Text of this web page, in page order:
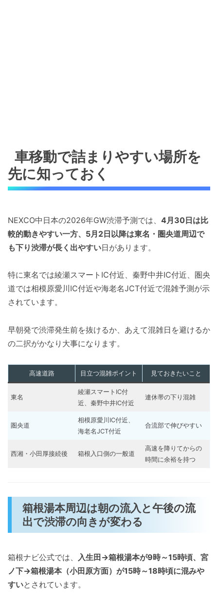
車移動で詰まりやすい場所を
先に知っておく
NEXCO中日本の2026年GW渋滞予測では、 4月30日は比
較的動きやすい一方、5月2日以降は東名・圏央道周辺で
も下り渋滞が長く出やすい日があります。
特に東名では綾瀬スマートIC付近、秦野中井IC付近、圏央
道では相模原愛川IC付近や海老名JCT付近で混雑予測が示
されています。
早朝発で渋滞発生前を抜けるか、あえて混雑日を避けるか
の二択がかなり大事になります。
高速道路 目立つ混雑ポイント 見ておきたいこと
東名
綾瀬スマートIC付
近、秦野中井IC付近
連休帯の下り混雑
圏央道
相模原愛川IC付近、
海老名JCT付近
合流部で伸びやすい
西湘・小田厚接続後 箱根入口側の一般道
高速を降りてからの
時間に余裕を持つ
箱根湯本周辺は朝の流入と午後の流
出で渋滞の向きが変わる
箱根ナビ公式では、
入生田→箱根湯本が9時～15時頃、宮
ノ下→箱根湯本（小田原方面）が15時～18時頃に混みや
すいとされています。